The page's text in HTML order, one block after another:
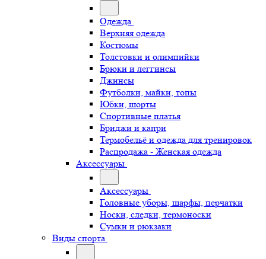
Одежда
Верхняя одежда
Костюмы
Толстовки и олимпийки
Брюки и леггинсы
Джинсы
Футболки, майки, топы
Юбки, шорты
Спортивные платья
Бриджи и капри
Термобельё и одежда для тренировок
Распродажа - Женская одежда
Аксессуары
Аксессуары
Головные уборы, шарфы, перчатки
Носки, следки, термоноски
Сумки и рюкзаки
Виды спорта